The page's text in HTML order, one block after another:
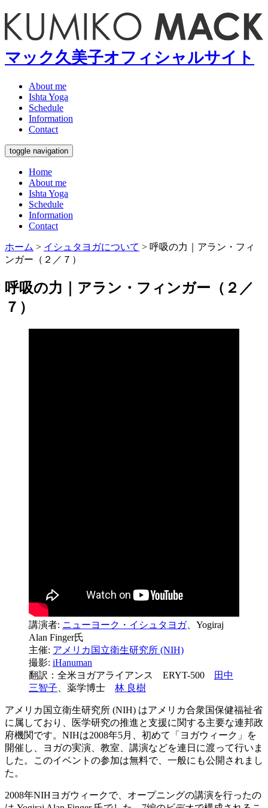
マック久美子オフィシャルサイト
About me
Ishta Yoga
Schedule
Information
Contact
toggle navigation
Home
About me
Ishta Yoga
Schedule
Information
Contact
ホーム > イシュタヨガについて > 呼吸の力｜アラン・フィ
ンガー（２／７）
呼吸の力｜アラン・フィンガー（２／
７）
講演者: ニューヨーク・イシュタヨガ、Yogiraj
Alan Finger氏
主催: アメリカ国立衛生研究所 (NIH)
撮影: iHanuman
翻訳：全米ヨガアライアンス ERYT-500
田中
三智子 、薬学博士 林 良樹
アメリカ国立衛生研究所 (NIH) はアメリカ合衆国保健福祉省
に属しており、医学研究の推進と支援に関する主要な連邦政
府機関です。NIHは2008年5月、初めて「ヨガウィーク」を
開催し、ヨガの実演、教室、講演などを連日に渡って行いま
した。このイベントの参加は無料で、一般にも公開されまし
た。
2008年NIHヨガウィークで、オープニングの講演を行ったの